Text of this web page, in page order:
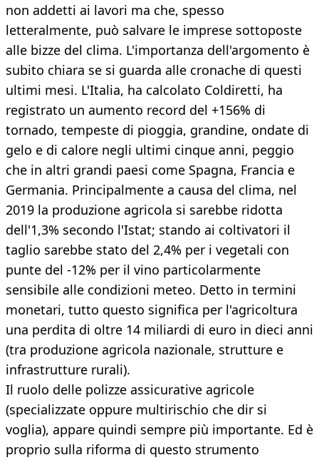
non addetti ai lavori ma che, spesso
letteralmente, può salvare le imprese sottoposte
alle bizze del clima. L'importanza dell'argomento è
subito chiara se si guarda alle cronache di questi
ultimi mesi. L'Italia, ha calcolato Coldiretti, ha
registrato un aumento record del +156% di
tornado, tempeste di pioggia, grandine, ondate di
gelo e di calore negli ultimi cinque anni, peggio
che in altri grandi paesi come Spagna, Francia e
Germania. Principalmente a causa del clima, nel
2019 la produzione agricola si sarebbe ridotta
dell'1,3% secondo l'Istat; stando ai coltivatori il
taglio sarebbe stato del 2,4% per i vegetali con
punte del -12% per il vino particolarmente
sensibile alle condizioni meteo. Detto in termini
monetari, tutto questo significa per l'agricoltura
una perdita di oltre 14 miliardi di euro in dieci anni
(tra produzione agricola nazionale, strutture e
infrastrutture rurali).
Il ruolo delle polizze assicurative agricole
(specializzate oppure multirischio che dir si
voglia), appare quindi sempre più importante. Ed è
proprio sulla riforma di questo strumento